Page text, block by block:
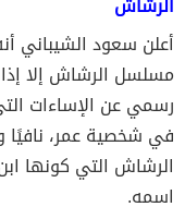
أعلن سعود الشيباني
مسلسل الرشاش إلا
رسمي عن الإساءات
في شخصية عمر،
الرشاش التي كونها
اسمه.